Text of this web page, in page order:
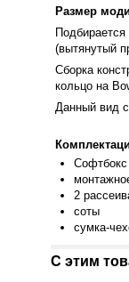
Размер
(вытянутый
Сборка
кольцо на
Данный вид
Софт
2
соты
сумка-
С этим